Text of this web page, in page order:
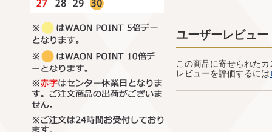
ユーザーレビュー
この商品に寄せられた
レビューを評価するには